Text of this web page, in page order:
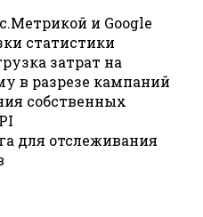
и Google
статистики
затрат на
в разрезе кампаний
собственных
для отслеживания